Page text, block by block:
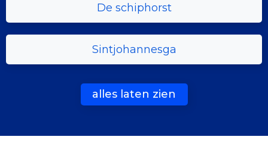
De schiphorst
Sintjohannesga
alles laten zien